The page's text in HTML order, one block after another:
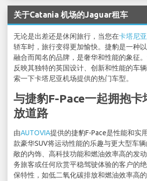
关于Catania 机场的Jaguar租车
无论是出差还是休闲旅行，当您在卡塔尼
轿车时，旅行变得更加愉快。捷豹是一种
融合而闻名的品牌，是奢华和性能的象征
反映其独特的英国设计、创新和性能的车
索一下卡塔尼亚机场提供的热门车型。
与捷豹F-Pace一起拥抱卡
放道路
由AUTOVIA提供的捷豹F-Pace是性能和实
款豪华SUV将运动性能的乐趣与更大型车
敞的内饰、高科技功能和燃油效率高的发
务旅客或任何欣赏平稳驾驶体验的客户的
保特性，如低二氧化碳排放和燃油效率高